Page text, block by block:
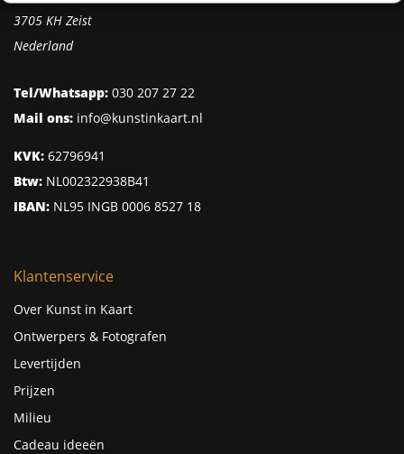
3705 KH Zeist
Nederland
Tel/Whatsapp: 030 207 27 22
Mail ons: info@kunstinkaart.nl
KVK: 62796941
Btw: NL002322938B41
IBAN: NL95 INGB 0006 8527 18
Klantenservice
Over Kunst in Kaart
Ontwerpers & Fotografen
Levertijden
Prijzen
Milieu
Cadeau ideeën